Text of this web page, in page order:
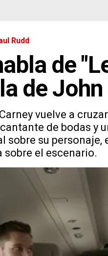
Rudd
de
de
vuelve a
de bodas y
sobre su personaje,
sobre el escenario.